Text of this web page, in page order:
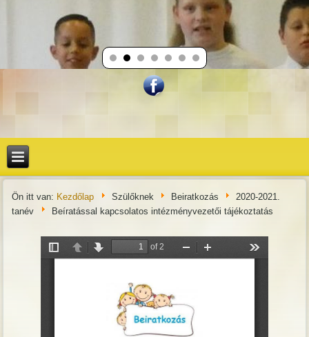
Ön itt van: Kezdőlap Szülőknek Beiratkozás
2020-2021.
tanév
Beíratással kapcsolatos intézményvezetői tájékoztatás